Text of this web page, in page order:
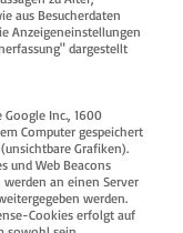
aus Besucherdaten
Anzeigeneinstellungen
dargestellt
Inc., 1600
Computer gespeichert
Grafiken).
und Web Beacons
an einen Server
werden.
Cookies erfolgt auf